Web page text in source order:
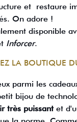
et restaure
On adore !
disponible
Inforcer.
LA BOUTIQUE
parmi les
bijou de
très puissantet